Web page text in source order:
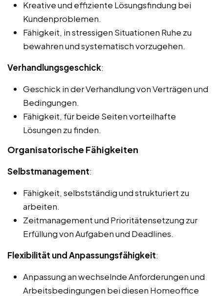
Kreative und effiziente Lösungsfindung bei
Kundenproblemen.
Fähigkeit, in stressigen Situationen Ruhe zu
bewahren und systematisch vorzugehen.
Verhandlungsgeschick:
Geschick in der Verhandlung von Verträgen und
Bedingungen.
Fähigkeit, für beide Seiten vorteilhafte
Lösungen zu finden.
Organisatorische Fähigkeiten
Selbstmanagement:
Fähigkeit, selbstständig und strukturiert zu
arbeiten.
Zeitmanagement und Prioritätensetzung zur
Erfüllung von Aufgaben und Deadlines.
Flexibilität und Anpassungsfähigkeit:
Anpassung an wechselnde Anforderungen und
Arbeitsbedingungen bei diesen Homeoffice